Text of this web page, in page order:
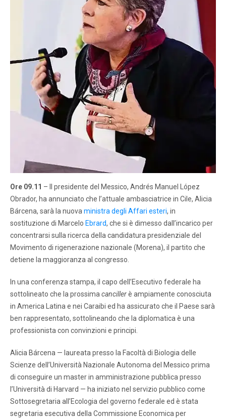
Ore 09.11 – Il presidente del Messico, Andrés Manuel López
Obrador, ha annunciato che l’attuale ambasciatrice in Cile, Alicia
Bárcena, sarà la nuova ministra degli Affari esteri, in
sostituzione di Marcelo Ebrard, che si è dimesso dall’incarico per
concentrarsi sulla ricerca della candidatura presidenziale del
Movimento di rigenerazione nazionale (Morena), il partito che
detiene la maggioranza al congresso.
In una conferenza stampa, il capo dell’Esecutivo federale ha
sottolineato che la prossima cancillerè ampiamente conosciuta
in America Latina e nei Caraibi ed ha assicurato che il Paese sarà
ben rappresentato, sottolineando che la diplomatica è una
professionista con convinzioni e principi.
Alicia Bárcena — laureata presso la Facoltà di Biologia delle
Scienze dell’Università Nazionale Autonoma del Messico prima
di conseguire un master in amministrazione pubblica presso
l’Università di Harvard — ha iniziato nel servizio pubblico come
Sottosegretaria all’Ecologia del governo federale ed è stata
segretaria esecutiva della Commissione Economica per